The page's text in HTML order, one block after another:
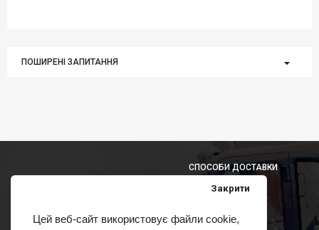
Цей веб-сайт використовує файли cookie,
Закрити
ПОШИРЕНІ ЗАПИТАННЯ
СПОСОБИ ДОСТАВКИ